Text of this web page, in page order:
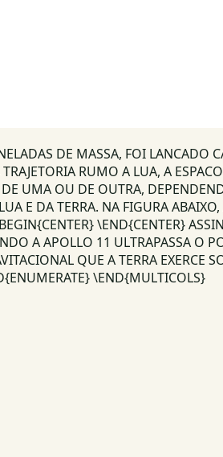
DE MASSA, FOI LANCADO
RUMO A LUA, A
UMA OU DE OUTRA,
E DA TERRA. NA FIGURA
\END{CENTER}
A APOLLO 11 ULTRAPASSA O
QUE A TERRA EXERCE
\END{MULTICOLS}